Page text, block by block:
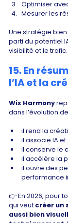
Optimiser
Mesurer les
Une stratégie
parti du potentiel
visibilité et le trafic.
15. En
l’IA et la
Wix Harmony
dans l’évolution
il rend la
il associe IA
il conserve le
il accélère la
il ouvre des
performance
👉 En 2026, pour
qui veut créer un
aussi bien